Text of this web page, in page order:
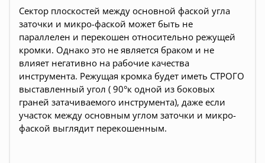
Сектор плоскостей между основной фаской угла
заточки и микро-фаской может быть не
параллелен и перекошен относительно режущей
кромки. Однако это не является браком и не
влияет негативно на рабочие качества
инструмента. Режущая кромка будет иметь СТРОГО
выставленный угол ( 90°к одной из боковых
граней затачиваемого инструмента), даже если
участок между основным углом заточки и микро-
фаской выглядит перекошенным.